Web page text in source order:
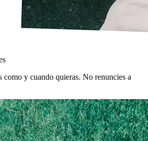
como y cuando quieras. No renuncies a